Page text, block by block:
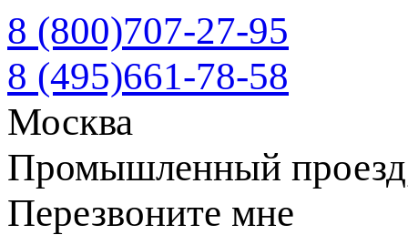
8 (800)707-27-95
8 (495)661-78-58
Москва
Промышленный
Перезвоните мне